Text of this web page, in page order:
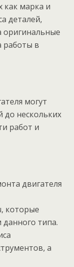
как марка и
деталей,
оригинальные
работы в
могут
до нескольких
работ и
двигателя
которые
типа.
а